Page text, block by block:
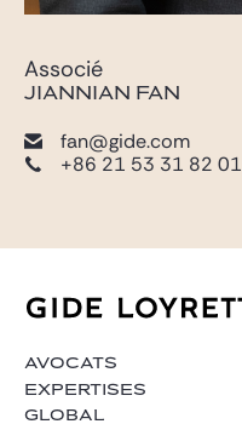
Associé
JIANNIAN FAN
fan@gide.com
+86 21 53 31 82 01
AVOCATS
EXPERTISES
GLOBAL